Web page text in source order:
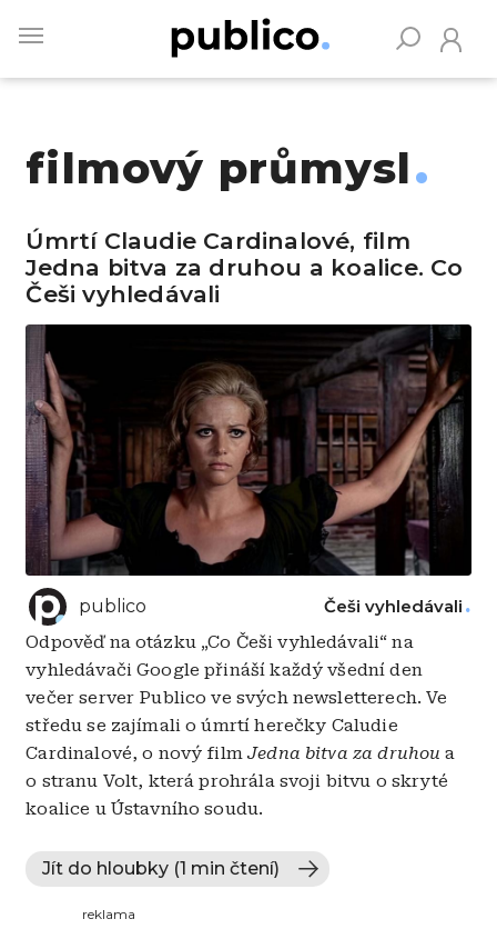
main
filmový průmysl
Úmrtí Claudie Cardinalové, film
Jedna bitva za druhou a koalice. Co
Češi vyhledávali
publico Češi vyhledávali
Odpověď na otázku „Co Češi vyhledávali“ na
vyhledávači Google přináší každý všední den
večer server Publico ve svých newsletterech. Ve
středu se zajímali o úmrtí herečky Caludie
Cardinalové, o nový filmJedna bitva za druhou a
o stranu Volt, která prohrála svoji bitvu o skryté
koalice u Ústavního soudu.
Jít do hloubky (1 min čtení)
reklama
Vyhledávejte na Publiku